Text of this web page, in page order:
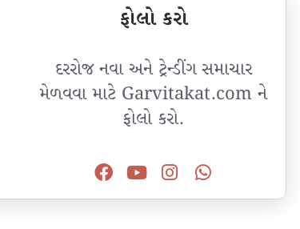
ફોલો કરો
દરરોજ નવા અને ટ્રેન્ડીંગ સમાચાર
મેળવવા માટે Garvitakat.com ને
ફોલો કરો.